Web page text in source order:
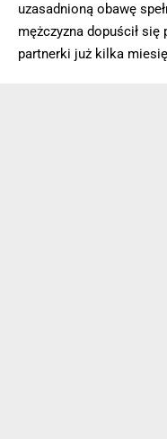
uzasadnioną obawę
mężczyzna dopuścił się
partnerki już kilka